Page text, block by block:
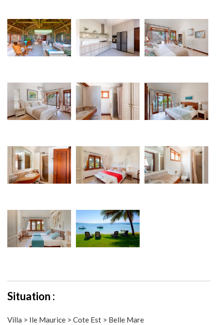
Situation :
Villa > Ile Maurice > Cote Est > Belle Mare